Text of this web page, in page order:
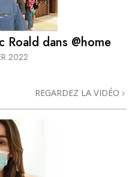
Roald dans @home
2022
REGARDEZ LA VIDÉO